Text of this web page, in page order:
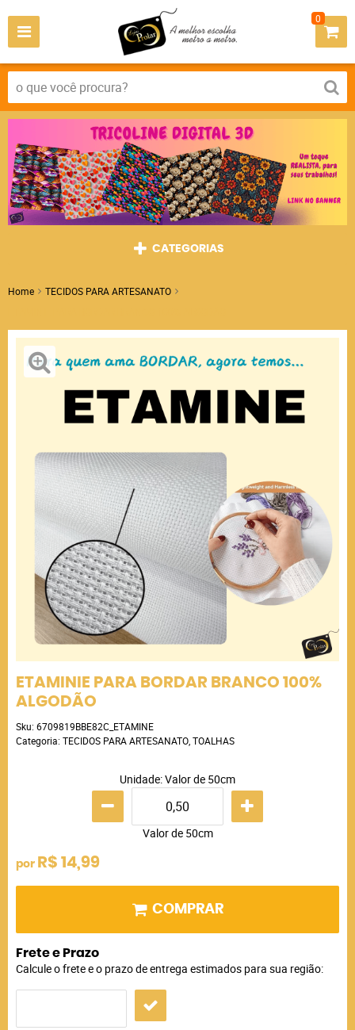
0
CATEGORIAS
Home
TECIDOS PARA ARTESANATO
ETAMINIE PARA BORDAR BRANCO 100%
ALGODÃO
Sku: 6709819BBE82C_ETAMINE
Categoria: TECIDOS PARA ARTESANATO TOALHAS
Unidade: Valor de 50cm
Valor de 50cm
por R$ 14,99
COMPRAR
Frete e Prazo
Calcule o frete e o prazo de entrega estimados para sua região: